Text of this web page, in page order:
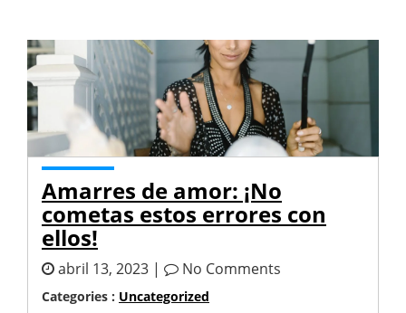
Amarres de amor: ¡No
cometas estos errores con
ellos!
abril 13, 2023 | No Comments
Categories : Uncategorized